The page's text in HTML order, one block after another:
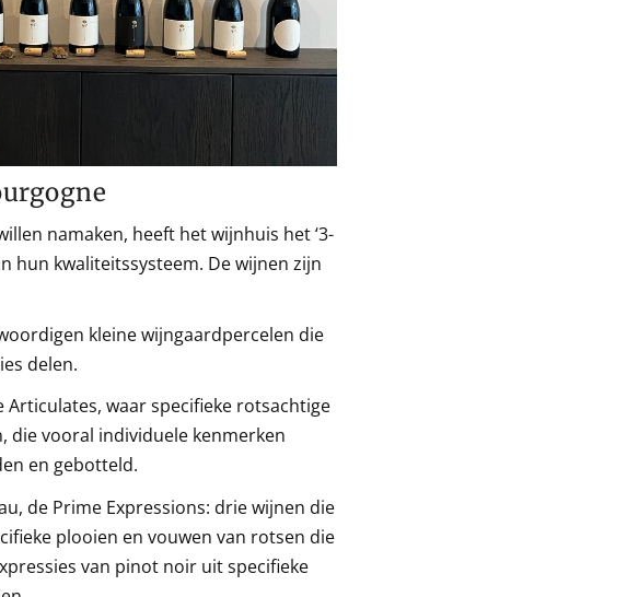
namaken, heeft het wijnhuis het ‘3-
hun kwaliteitssysteem. De wijnen zijn
kleine wijngaardpercelen die
delen.
Articulates, waar specifieke rotsachtige
die vooral individuele kenmerken
en gebotteld.
de Prime Expressions: drie wijnen die
plooien en vouwen van rotsen die
van pinot noir uit specifieke